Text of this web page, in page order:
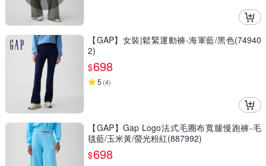
【GAP】女裝|鬆緊運動褲-海軍藍/黑色(74940
2)
$698
5 (4)
【GAP】Gap Logo法式毛圈布寬腿慢跑褲-毛
毯藍/玉米黃/螢光粉紅(887992)
$698